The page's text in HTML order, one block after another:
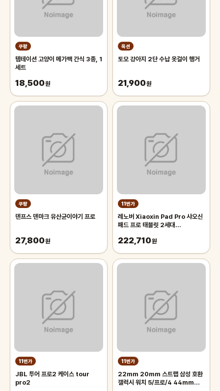
쿠팡
템테이션 고양이 메가팩 간식 3종, 1
세트
18,500원
옥션
토모 강아지 2단 수납 옷걸이 행거
21,900원
쿠팡
덴프스 덴마크 유산균이야기 프로
27,800원
11번가
레노버 Xiaoxin Pad Pro 샤오신
패드 프로 태블릿 2세대
그레이
222,710원
11번가
JBL 투어 프로2 케이스 tour
pro2
11번가
22mm 20mm 스트랩 삼성 호환
갤럭시 워치 5/프로/4 44mm